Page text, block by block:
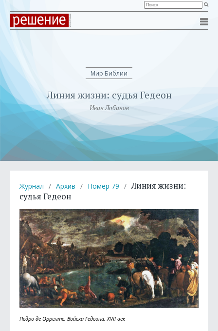
Мир Библии
Линия жизни: судья Гедеон
Иван Лобанов
Журнал / Архив / Номер 79 / Линия жизни:
судья Гедеон
Педро де Орренте. Войска Гедеона. XVII век